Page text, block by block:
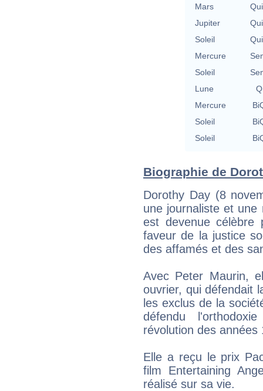
Mars
Jupiter
Soleil
Mercure
Soleil
Lune
Mercure
Soleil
Soleil
Biographie de
Dorothy Day (8
une journaliste et une
est devenue célèbre
faveur de la justice
des affamés et des
Avec Peter Maurin,
ouvrier, qui défendait
les exclus de la
défendu
révolution des années
Elle a reçu le prix
film Entertaining
réalisé sur sa vie.